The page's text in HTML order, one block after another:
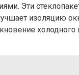
Эти
изоляцию